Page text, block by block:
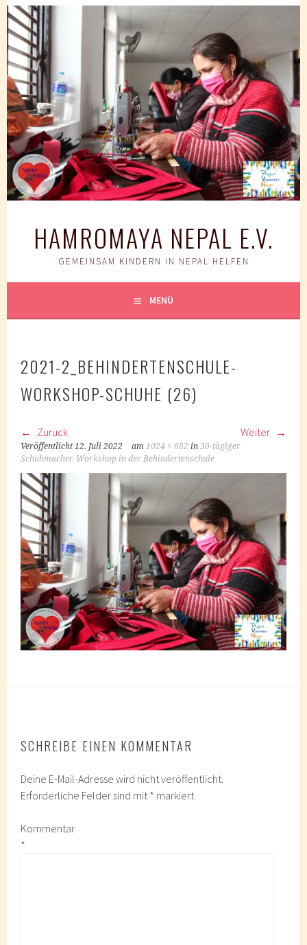
Springe
zum
Inhalt
HAMROMAYA NEPAL E.V.
GEMEINSAM KINDERN IN NEPAL HELFEN
MENÜ
2021-2_BEHINDERTENSCHULE-
WORKSHOP-SCHUHE (26)
Zurück Weiter
Veröffentlicht12. Juli 2022 am1024 × 682 in30-tägiger
Schuhmacher-Workshop in der Behindertenschule
SCHREIBE EINEN KOMMENTAR
Deine E-Mail-Adresse wird nicht veröffentlicht.
Erforderliche Felder sind mit * markiert
Kommentar
*